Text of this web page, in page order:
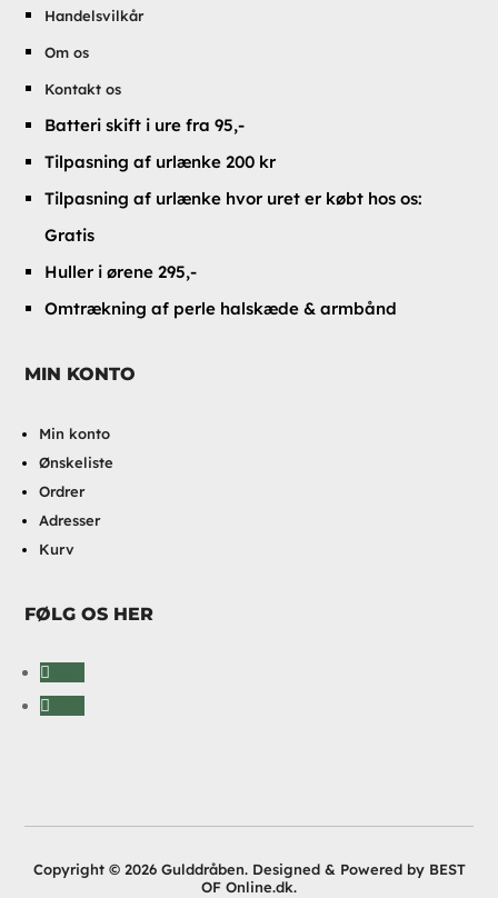
Handelsvilkår
Om os
Kontakt os
Batteri skift i ure fra 95,-
Tilpasning af urlænke 200 kr
Tilpasning af urlænke hvor uret er købt hos os:
Gratis
Huller i ørene 295,-
Omtrækning af perle halskæde & armbånd
MIN KONTO
Min konto
Ønskeliste
Ordrer
Adresser
Kurv
FØLG OS HER
Copyright © 2026 Gulddråben. Designed & Powered by BEST
OF Online.dk.